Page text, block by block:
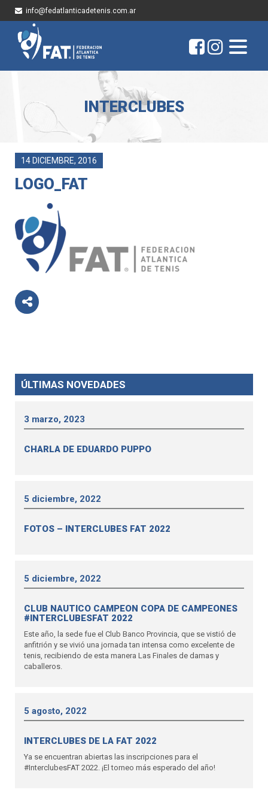
info@fedatlanticadetenis.com.ar
INTERCLUBES
14 DICIEMBRE, 2016
LOGO_FAT
ÚLTIMAS NOVEDADES
3 marzo, 2023
CHARLA DE EDUARDO PUPPO
5 diciembre, 2022
FOTOS – INTERCLUBES FAT 2022
5 diciembre, 2022
CLUB NAUTICO CAMPEON COPA DE CAMPEONES
#INTERCLUBESFAT 2022
Este año, la sede fue el Club Banco Provincia, que se vistió de
anfitrión y se vivió una jornada tan intensa como excelente de
tenis, recibiendo de esta manera Las Finales de damas y
caballeros.
5 agosto, 2022
INTERCLUBES DE LA FAT 2022
Ya se encuentran abiertas las inscripciones para el
#InterclubesFAT 2022. ¡El torneo más esperado del año!